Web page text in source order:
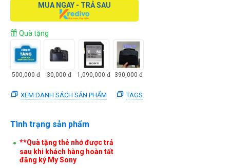
MUA NGAY - TRẢ SAU
Quà tặng
500,000 đ 30,000 đ 1,090,000 đ 390,000 đ
XEM DANH SÁCH SẢN PHẨM TAGS
Tình trạng sản phẩm
**Quà tặng thẻ nhớ được trả
sau khi khách hàng hoàn tất
đăng ký My Sony